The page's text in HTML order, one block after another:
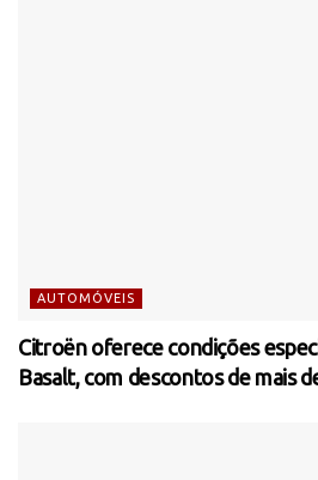
AUTOMÓVEIS
Citroën oferece condições
Basalt, com descontos de mais